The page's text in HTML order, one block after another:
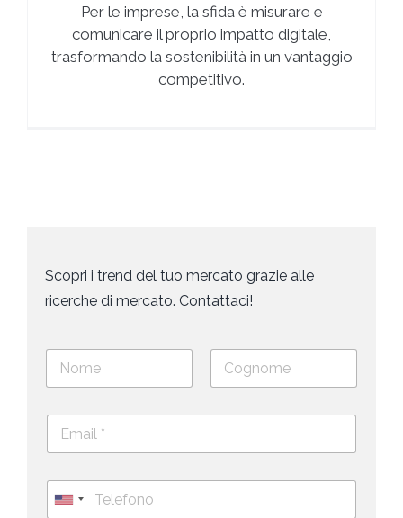
Per le imprese, la sfida è misurare e
comunicare il proprio impatto digitale,
trasformando la sostenibilità in un vantaggio
competitivo.
Scopri i trend del tuo mercato grazie alle
ricerche di mercato. Contattaci!
N
m
o
E
a
T
e U